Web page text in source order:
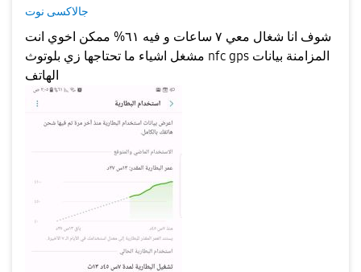
جالاكسى نوت
شوف انا شغال معي ٧ ساعات و فيه ٦١% ممكن اخوي انت
مشغل اشياء ما تحتاجها زي بلوتوث nfc gps المزامنة بيانات
الهاتف